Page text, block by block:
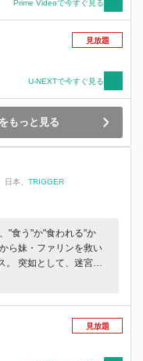
レンは、“人を知るた
には、さまざまな人と
来事が待っていた―。
Prime Videoで今すぐ見る
見放題
U-NEXTで今すぐ見る
もっと見る
日本、 TRIGGER
"食う"か"食われる"か
妹・ファリンを救い
。 突如として、迷宮の
襲われる。 再開を祝し
まで妹を蘇生した一行
も失う寸前の危機的な
する。 「“狂乱の魔術
見放題